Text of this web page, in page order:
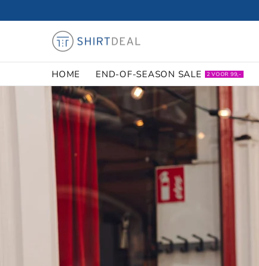
HOME END-OF-SEASON SALE 2 VOOR 99,-